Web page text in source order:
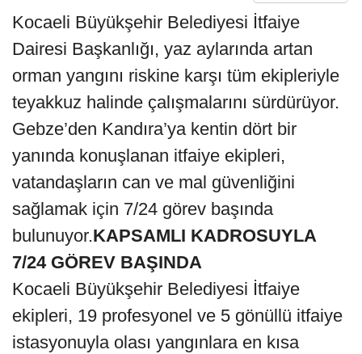
Kocaeli Büyükşehir Belediyesi İtfaiye
Dairesi Başkanlığı, yaz aylarında artan
orman yangını riskine karşı tüm ekipleriyle
teyakkuz halinde çalışmalarını sürdürüyor.
Gebze’den Kandıra’ya kentin dört bir
yanında konuşlanan itfaiye ekipleri,
vatandaşların can ve mal güvenliğini
sağlamak için 7/24 görev başında
bulunuyor.KAPSAMLI KADROSUYLA
7/24 GÖREV BAŞINDA
Kocaeli Büyükşehir Belediyesi İtfaiye
ekipleri, 19 profesyonel ve 5 gönüllü itfaiye
istasyonuyla olası yangınlara en kısa